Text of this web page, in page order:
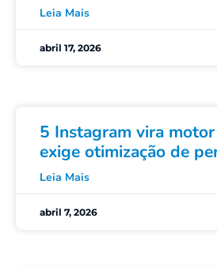
Leia Mais
abril 17, 2026
5 Instagram vira
exige otimização de
Leia Mais
abril 7, 2026